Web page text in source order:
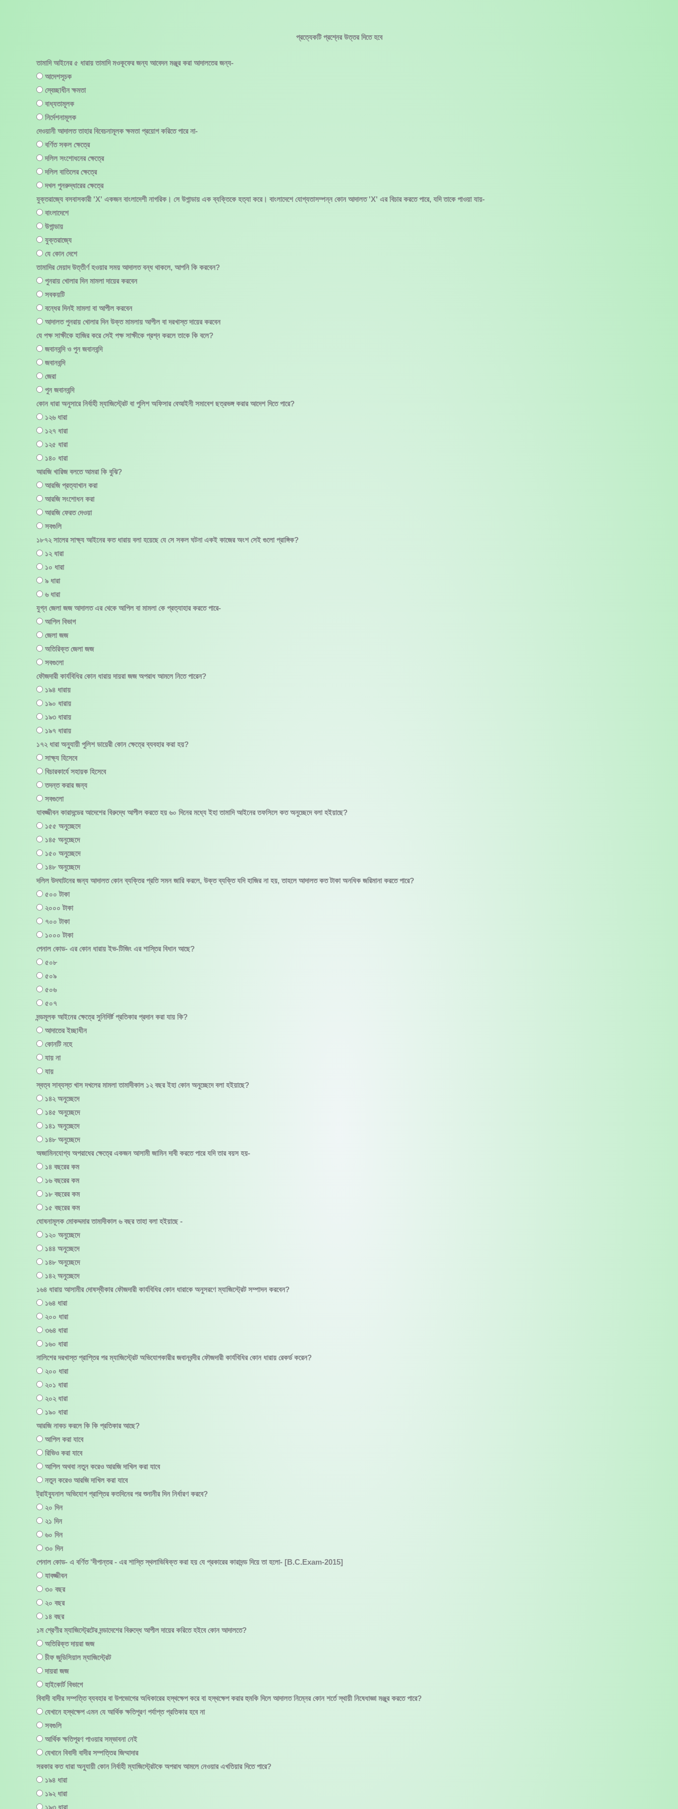
প্রত্যেকটি প্রশ্নের উত্তর দিতে হবে
তামাদি আইনের ৫ ধারায় তামাদি মওকূফের জন্য আবেদন মঞ্জুর করা আদালতের জন্য-
আদেশসূচক
স্বেচ্ছাধীন ক্ষমতা
বাধ্যতামূলক
নির্দেশনামূলক
দেওয়ানী আদালত তাহার বিবেচনামূলক ক্ষমতা প্রয়োগ করিতে পারে না-
বর্ণিত সকল ক্ষেত্রে
দলিল সংশোধনের ক্ষেত্রে
দলিল বাতিলের ক্ষেত্রে
দখল পুনরুদ্ধারের ক্ষেত্রে
যুক্তরাজ্যে বসবাসকারী 'X' একজন বাংলাদেশী নাগরিক। সে উগান্ডায় এক ব্যক্তিকে হত্যা করে। বাংলাদেশে যোগ্যতাসম্পন্ন কোন আদালত 'X' এর বিচার করতে পারে, যদি তাকে পাওয়া যায়-
বাংলাদেশে
উগান্ডায়
যুক্তরাজ্যে
যে কোন দেশে
তামাদির মেয়াদ উত্তীর্ণ হওয়ার সময় আদালত বন্ধ থাকলে, আপনি কি করবেন?
পুনরায় খোলার দিন মামলা দায়ের করবেন
সবকয়টি
বন্ধের দিনই মামলা বা আপীল করবেন
আদালত পুনরায় খোলার দিন উক্ত মামলায় আপীল বা দরখাস্ত দায়ের করবেন
যে পক্ষ সাক্ষীকে হাজির করে সেই পক্ষ সাক্ষীকে প্রশ্ন করলে তাকে কি বলে?
জবানবন্দি ও পুন জবানবন্দি
জবানবন্দি
জেরা
পুন জবানবন্দি
কোন ধারা অনুসারে নির্বাহী ম্যাজিস্ট্রেট বা পুলিশ অফিসার বেআইনী সমাবেশ ছত্রভঙ্গ করার আদেশ দিতে পারে?
১২৬ ধারা
১২৭ ধারা
১২৫ ধারা
১৪০ ধারা
আরজি খারিজ বলতে আমরা কি বুঝি?
আরজি প্রত্যাখান করা
আরজি সংশোধন করা
আরজি ফেরত দেওয়া
সবগুলি
১৮৭২ সালের সাক্ষ্য আইনের কত ধারায় বলা হয়েছে যে সে সকল ঘটনা একই কাজের অংশ সেই গুলো প্রাঙ্গিক?
১২ ধারা
১০ ধারা
৯ ধারা
৬ ধারা
যুগ্ন জেলা জজ আদালত এর থেকে আপিল বা মামলা কে প্রত্যাহার করতে পারে-
আপিল বিভাগ
জেলা জজ
অতিরিক্ত জেলা জজ
সবগুলো
ফৌজদারী কার্যবিধির কোন ধারায় দায়রা জজ অপরাধ আমলে নিতে পারেন?
১৯৪ ধারায়
১৯০ ধারায়
১৯৩ ধারায়
১৯৭ ধারায়
১৭২ ধারা অনুুযায়ী পুলিশ ডায়েরী কোন ক্ষেত্রে ব্যবহার করা হয়?
সাক্ষ্য হিসেবে
বিচারকার্যে সহায়ক হিসেবে
তদন্ত করার জন্য
সবগুলো
যাবজ্জীবন কারাদন্ডের আদেশের বিরুদ্ধে আপীল করতে হয় ৬০ দিনের মধ্যে ইহা তামাদি আইনের তফসিলে কত অনুচ্ছেদে বলা হইয়াছে?
১৫৫ অনুচ্ছেদে
১৪৫ অনুচ্ছেদে
১৫০ অনুচ্ছেদে
১৪৮ অনুচ্ছেদে
দলিল উদঘাটনের জন্য আদালত কোন ব্যক্তির প্রতি সমন জারি করলে, উক্ত ব্যক্তি যদি হাজির না হয়, তাহলে আদালত কত টাকা অনধিক জরিমানা করতে পারে?
৫০০ টাকা
২০০০ টাকা
৭০০ টাকা
১০০০ টাকা
পেনাল কোড- এর কোন ধারায় ইভ-টিজিং এর শাস্তির বিধান আছে?
৫০৮
৫০৯
৫০৬
৫০৭
দন্ডমূলক আইনের ক্ষেত্রে সুনিদির্ষ্ট প্রতিকার প্রদান করা যায় কি?
আদাতের ইচ্ছাধীন
কোনটি নহে
যায় না
যায়
স্বত্ব সাব্যস্ত খাস দখলের মামলা তামাদীকাল ১২ বছর ইহা কোন অনুচ্ছেদে বলা হইয়াছে?
১৪২ অনুচ্ছেদে
১৪৫ অনুচ্ছেদে
১৪১ অনুচ্ছেদে
১৪৮ অনুচ্ছেদে
অজামিনযোগ্য অপরাধের ক্ষেত্রে একজন আসামী জামিন দাবী করতে পারে যদি তার বয়স হয়-
১৪ বছরের কম
১৬ বছরের কম
১৮ বছরের কম
১৫ বছরের কম
ঘোষনামূলক মোকদ্দমার তামাদীকাল ৬ বছর তাহা বলা হইয়াছে -
১২০ অনুচ্ছেদে
১৪৪ অনুচ্ছেদে
১৪৮ অনুচ্ছেদে
১৪২ অনুচ্ছেদে
১৬৪ ধারায় আসামীর দোষস্বীকার ফৌজদারী কার্যবিধির কোন ধারাকে অনুসরণে ম্যাজিস্ট্রেট সম্পাদন করবেন?
১৬৪ ধারা
২০০ ধারা
৩৬৪ ধারা
১৬০ ধারা
নালিশের দরখাস্ত প্রাপ্তির পর ম্যাজিস্ট্রেট অভিযোগকারীর জবানবন্দীর ফৌজদারী কার্যবিধির কোন ধারায় রেকর্ড করেন?
২০০ ধারা
২০১ ধারা
২০২ ধারা
১৯০ ধারা
আরজি নাকচ করলে কি কি প্রতিকার আছে?
আপিল করা যাবে
রিভিও করা যাবে
আপিল অথবা নতুন করেও আরজি দাখিল করা যাবে
নতুন করেও আরজি দাখিল করা যাবে
ট্রাইব্যুনাল অভিযোগ প্রাপ্তির কতদিনের পর শুনানীর দিন নির্ধারণ করবে?
২০ দিন
২১ দিন
৬০ দিন
৩০ দিন
পেনাল কোড- এ বর্ণিত 'দীপান্তর - এর শাস্তি স্থলাভিষিক্ত করা হয় যে প্রকারের কারাদন্ড দিয়ে তা হলো- [B.C.Exam-2015]
যাবজ্জীবন
৩০ বছর
২০ বছর
১৪ বছর
১ম শ্রেণীর ম্যাজিস্ট্রেটের দন্ডাদেশের বিরুদ্ধে আপীল দায়ের করিতে হইবে কোন আদালতে?
অতিরিক্ত দায়রা জজ
চীফ জুডিসিয়াল ম্যাজিস্ট্রেট
দায়রা জজ
হাইকোর্ট বিভাগে
বিবাদী বাদীর সম্পত্তি ব্যবহার বা উপভোগের অধিকারের হস্থক্ষেপ করে বা হস্থক্ষেপ করার হুমকি দিলে আদালত নিম্নের কোন শর্তে স্থায়ী নিষেধাজ্ঞা মঞ্জুর করতে পারে?
যেখানে হস্থক্ষেপ এমন যে আর্থিক ক্ষতিপূরণ পর্যাপ্ত প্রতিকার হবে না
সবগুলি
আর্থিক ক্ষতিপূরণ পাওয়ার সম্ভাবনা নেই
যেখানে বিবাদী বাদীর সম্পত্তির জিম্মাদার
সরকার কত ধারা অনুুযায়ী কোন নির্বাহী ম্যাজিস্ট্রেটকে অপরাধ আমলে নেওয়ার এখতিয়ার দিতে পারে?
১৯৪ ধারা
১৯২ ধারা
১৯৩ ধারা